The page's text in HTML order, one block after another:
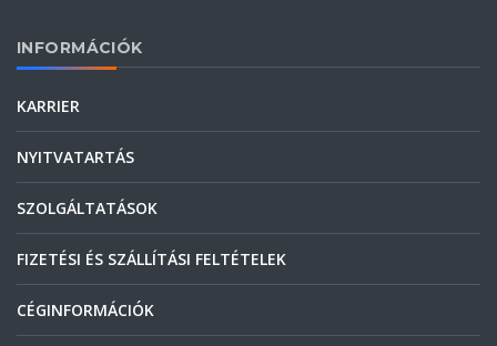
INFORMÁCIÓK
KARRIER
NYITVATARTÁS
SZOLGÁLTATÁSOK
FIZETÉSI ÉS SZÁLLÍTÁSI FELTÉTELEK
CÉGINFORMÁCIÓK